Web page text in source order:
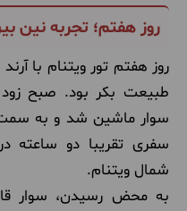
روز هفتم؛ تجربه نین
روز هفتم تور ویتنام با
طبیعت بکر بود. صبح
سوار ماشین شد و به
سفری تقریبا دو ساعته
شمال ویتنام.
به محض رسیدن، سوار